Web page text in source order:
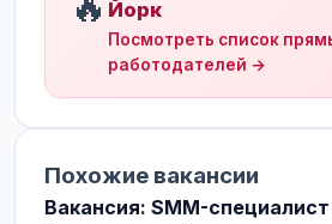
Йорк
Посмотреть список
работодателей →
Похожие вакансии
Вакансия: SMM-